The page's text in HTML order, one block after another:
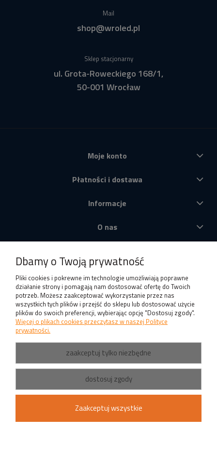
Mail
shop@wroled.pl
Sklep stacjonarny
ul. Grota-Roweckiego 168/1,
50-001 Wrocław
Moje konto
Płatności i dostawa
Informacje
O nas
Dbamy o Twoją prywatność
Pliki cookies i pokrewne im technologie umożliwiają poprawne
działanie strony i pomagają nam dostosować ofertę do Twoich
potrzeb. Możesz zaakceptować wykorzystanie przez nas
wszystkich tych plików i przejść do sklepu lub dostosować użycie
plików do swoich preferencji, wybierając opcję "Dostosuj zgody".
Więcej o plikach cookies przeczytasz w naszej Polityce
prywatności.
zaakceptuj tylko niezbędne
dostosuj zgody
Zaakceptuj wszystkie